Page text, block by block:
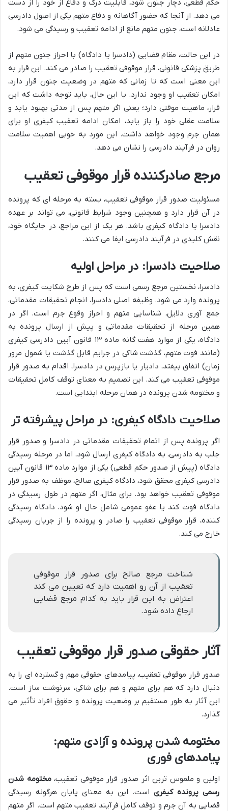
حکم قطعی، دچار جنون شود، قابلیت درک و دفاع از خود را از دست
می دهد. از آنجا که حضور آگاهانه و دفاع متهم یکی از اصول دادرسی
عادلانه است، جنون متهم مانع از ادامه تعقیب و رسیدگی می شود.
در این حالت، مقام قضایی (دادسرا یا دادگاه) با احراز جنون متهم از
طریق پزشکی قانونی، قرار موقوفی تعقیب را صادر می کند. این قرار به
این معنی است که تا زمانی که متهم در وضعیت جنون قرار دارد،
امکان تعقیب او وجود ندارد. با این حال، باید توجه داشت که این
قرار، ماهیت موقتی دارد؛ یعنی اگر متهم پس از مدتی بهبود یابد و
سلامت عقلی خود را باز یابد، امکان ادامه تعقیب کیفری او برای
همان جرم وجود خواهد داشت. این مورد به خوبی اهمیت سلامت
روان در فرآیند دادرسی را نشان می دهد.
مرجع صادرکننده قرار موقوفی تعقیب
مسئولیت صدور قرار موقوفی تعقیب، بسته به مرحله ای که پرونده
در آن قرار دارد و همچنین وجود شرایط قانونی، می تواند بر عهده
دادسرا یا دادگاه کیفری باشد. هر یک از این مراجع، در جایگاه خود،
نقش کلیدی در فرآیند دادرسی ایفا می کنند.
صلاحیت دادسرا: در مراحل اولیه
دادسرا، نخستین مرجع رسمی است که پس از طرح شکایت کیفری، به
پرونده وارد می شود. وظیفه اصلی دادسرا، انجام تحقیقات مقدماتی،
جمع آوری دلایل، شناسایی متهم و احراز وقوع جرم است. اگر در
همین مرحله از تحقیقات مقدماتی و پیش از ارسال پرونده به
دادگاه، یکی از موارد هفت گانه ماده ۱۳ قانون آیین دادرسی کیفری
(مانند فوت متهم، گذشت شاکی در جرایم قابل گذشت یا شمول مرور
زمان) اتفاق بیفتد، دادیار یا بازپرس در دادسرا، اقدام به صدور قرار
موقوفی تعقیب می کند. این تصمیم به معنای توقف کامل تحقیقات
و مختومه شدن پرونده در همان مرحله ابتدایی است.
صلاحیت دادگاه کیفری: در مراحل پیشرفته تر
اگر پرونده پس از اتمام تحقیقات مقدماتی در دادسرا و صدور قرار
جلب به دادرسی، به دادگاه کیفری ارسال شود، اما در مرحله رسیدگی
دادگاه (پیش از صدور حکم قطعی) یکی از موارد ماده ۱۳ قانون آیین
دادرسی کیفری محقق شود، دادگاه کیفری صالح، موظف به صدور قرار
موقوفی تعقیب خواهد بود. برای مثال، اگر متهم در طول رسیدگی در
دادگاه فوت کند یا عفو عمومی شامل حال او شود، دادگاه رسیدگی
کننده، قرار موقوفی تعقیب را صادر و پرونده را از جریان رسیدگی
خارج می کند.
شناخت مرجع صالح برای صدور قرار موقوفی
تعقیب از آن رو اهمیت دارد که تعیین می کند
اعتراض به این قرار باید به کدام مرجع قضایی
ارجاع داده شود.
آثار حقوقی صدور قرار موقوفی تعقیب
صدور قرار موقوفی تعقیب، پیامدهای حقوقی مهم و گسترده ای را به
دنبال دارد که هم برای متهم و هم برای شاکی، سرنوشت ساز است.
این آثار به طور مستقیم بر وضعیت پرونده و حقوق افراد تأثیر می
گذارد.
مختومه شدن پرونده و آزادی متهم:
پیامدهای فوری
اولین و ملموس ترین اثر صدور قرار موقوفی تعقیب،مختومه شدن
رسمی پرونده کیفری است. این به معنای پایان هرگونه رسیدگی
قضایی به آن جرم و توقف کامل فرآیند تعقیب متهم است. اگر متهم